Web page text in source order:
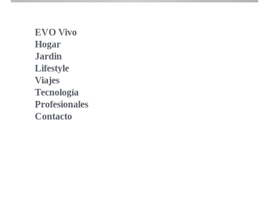
EVO Vivo
Hogar
Jardin
Lifestyle
Viajes
Tecnología
Profesionales
Contacto